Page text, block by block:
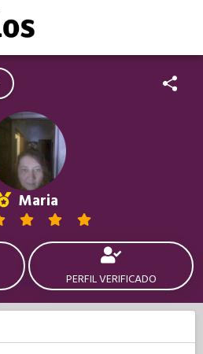
Maria
PERFIL VERIFICADO